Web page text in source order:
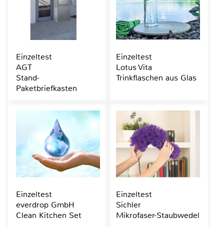
Einzeltest
AGT
Stand-
Paketbriefkasten
Einzeltest
Lotus Vita
Trinkflaschen aus Glas
Einzeltest
everdrop GmbH
Clean Kitchen Set
Einzeltest
Sichler
Mikrofaser-Staubwedel